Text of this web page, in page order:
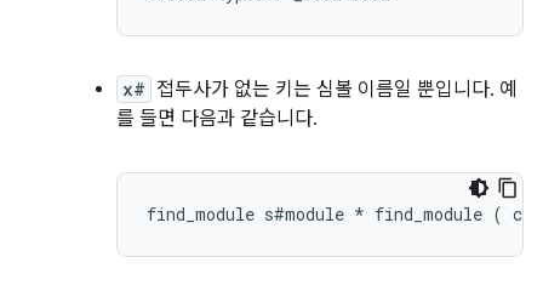
x# 접두사가 없는 키는 심볼 이름일 뿐입니다. 예
를 들면 다음과 같습니다.